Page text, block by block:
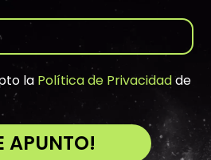
la Política de Privacidadde
APUNTO!